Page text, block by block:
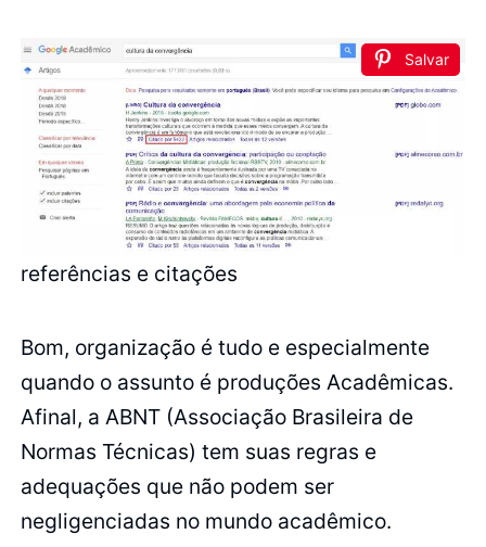
Salvar
referências e citações
Bom, organização é tudo e especialmente
quando o assunto é produções Acadêmicas.
Afinal, a ABNT (Associação Brasileira de
Normas Técnicas) tem suas regras e
adequações que não podem ser
negligenciadas no mundo acadêmico.